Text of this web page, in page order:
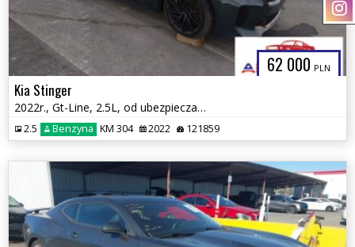
62 000 PLN
Kia Stinger
2022r., Gt-Line, 2.5L, od ubezpieczalni
2.5 Benzyna KM 304 2022 121859